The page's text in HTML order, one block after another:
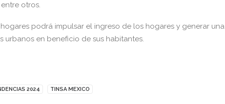
otros.
podrá impulsar el ingreso de los hogares y generar una
urbanos en beneficio de sus habitantes.
2024 TINSA MEXICO